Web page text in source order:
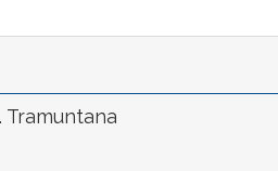
Tramuntana